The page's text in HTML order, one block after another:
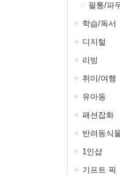
필통/파
학습/독서
디지털
리빙
취미/여행
유아동
패션잡화
반려동식
1인샵
기프트 픽